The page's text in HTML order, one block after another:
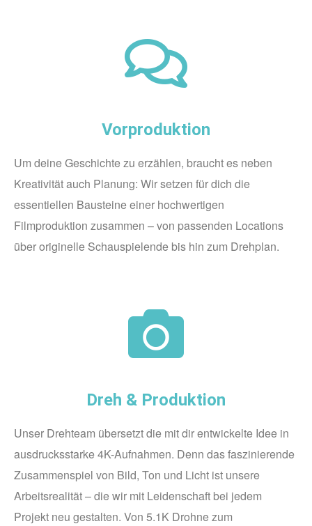
Vorproduktion
Um deine Geschichte zu erzählen, braucht es neben
Kreativität auch Planung: Wir setzen für dich die
essentiellen Bausteine einer hochwertigen
Filmproduktion zusammen –von passenden Locations
über originelle Schauspielende bis hin zum Drehplan.
Dreh & Produktion
Unser Drehteam übersetzt die mit dir entwickelte Idee in
ausdrucksstarke 4K-Aufnahmen. Denn das faszinierende
Zusammenspiel von Bild, Ton und Licht ist unsere
Arbeitsrealität – die wir mit Leidenschaft bei jedem
Projekt neu gestalten. Von 5.1K Drohne zum